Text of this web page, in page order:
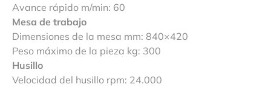
Avance rápido m/min: 60
Mesa de trabajo
Dimensiones de la mesa mm: 840×420
Peso máximo de la pieza kg: 300
Husillo
Velocidad del husillo rpm: 24.000